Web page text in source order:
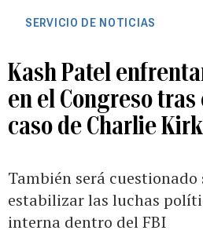
SERVICIO DE NOTICIAS
Kash Patel
en el Congreso
caso de Charlie Kirk
También será cuestionado
estabilizar las luchas
interna dentro del FBI